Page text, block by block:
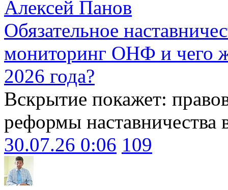
Алексей Панов
Обязательное
мониторинг ОНФ и чего
2026 года?
Вскрытие покажет:
реформы наставничества
30.07.26 0:06 109